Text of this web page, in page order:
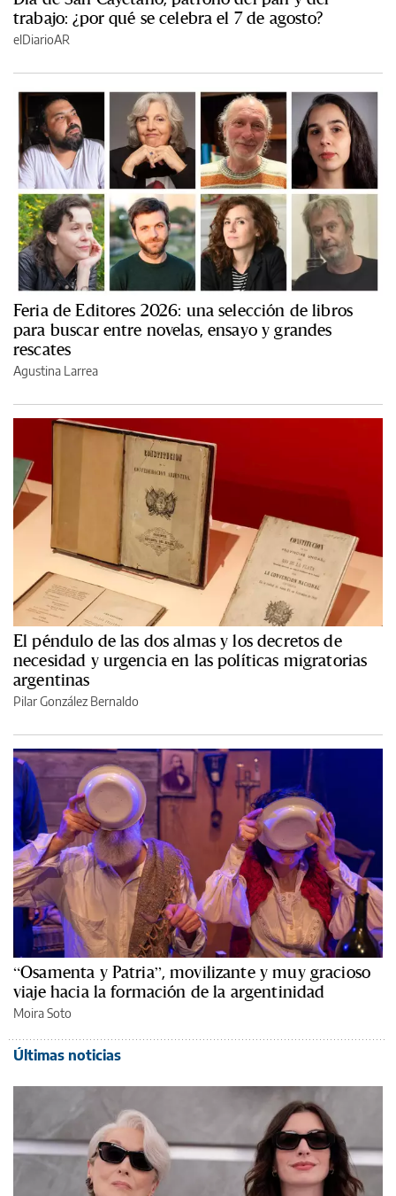
trabajo: ¿por qué se celebra el 7 de agosto?
elDiarioAR
Feria de Editores 2026: una selección de libros
para buscar entre novelas, ensayo y grandes
rescates
Agustina Larrea
El péndulo de las dos almas y los decretos de
necesidad y urgencia en las políticas migratorias
argentinas
Pilar González Bernaldo
“Osamenta y Patria”, movilizante y muy gracioso
viaje hacia la formación de la argentinidad
Moira Soto
Últimas noticias